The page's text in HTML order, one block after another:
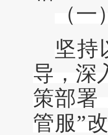
（一）
坚持
导，深
策部署
管服”